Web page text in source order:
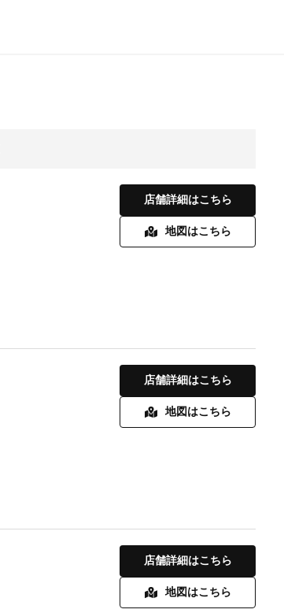
店舗詳細はこちら
地図はこちら
店舗詳細はこちら
地図はこちら
店舗詳細はこちら
地図はこちら